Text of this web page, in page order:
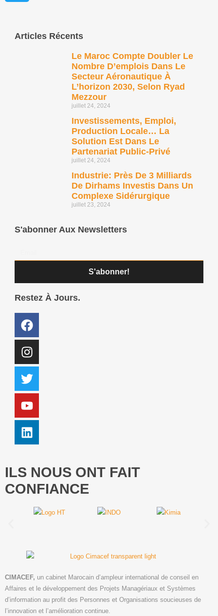
Articles Récents
Le Maroc Compte Doubler Le
Nombre D’emplois Dans Le
Secteur Aéronautique À
L’horizon 2030, Selon Ryad
Mezzour
juillet 24, 2024
Investissements, Emploi,
Production Locale… La
Solution Est Dans Le
Partenariat Public-Privé
juillet 24, 2024
Industrie: Près De 3 Milliards
De Dirhams Investis Dans Un
Complexe Sidérurgique
juillet 23, 2024
S'abonner Aux Newsletters
S'abonner!
Restez À Jours.
ILS NOUS ONT FAIT
CONFIANCE
CIMACEF, un cabinet Marocain d’ampleur international de conseil en
Affaires et le développement des Projets Managériaux et Systèmes
d’information au profit des Personnes et Organisations soucieuses de
l’innovation et l’amélioration continue.